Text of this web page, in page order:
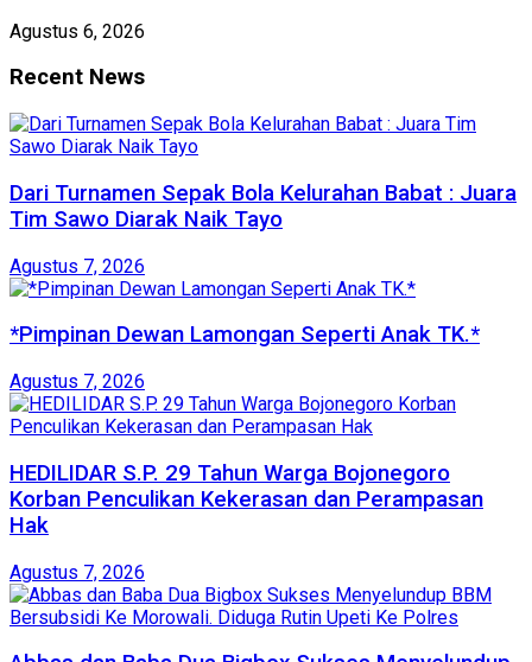
Agustus 6, 2026
Recent News
Dari Turnamen Sepak Bola Kelurahan Babat : Juara
Tim Sawo Diarak Naik Tayo
Agustus 7, 2026
*Pimpinan Dewan Lamongan Seperti Anak TK.*
Agustus 7, 2026
HEDILIDAR S.P. 29 Tahun Warga Bojonegoro
Korban Penculikan Kekerasan dan Perampasan
Hak
Agustus 7, 2026